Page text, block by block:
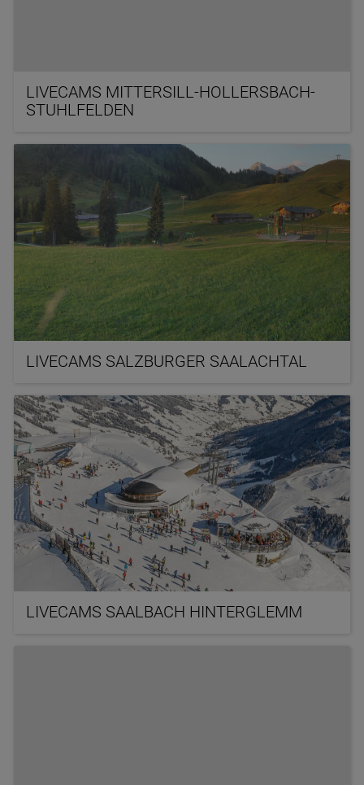
LIVECAMS MITTERSILL-HOLLERSBACH-
STUHLFELDEN
LIVECAMS SALZBURGER SAALACHTAL
LIVECAMS SAALBACH HINTERGLEMM